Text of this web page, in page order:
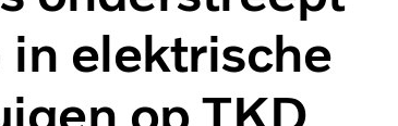
elektrische